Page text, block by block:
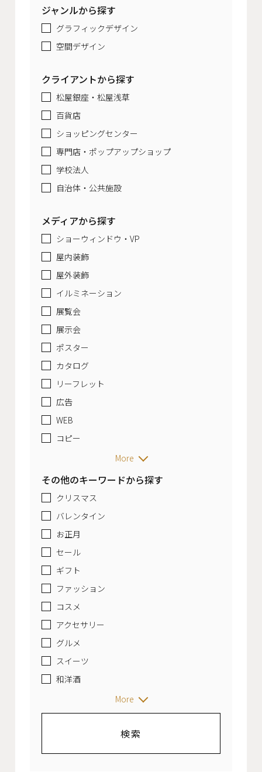
ジャンルから探す
グラフィックデザイン
空間デザイン
クライアントから探す
松屋銀座・松屋浅草
百貨店
ショッピングセンター
専門店・ポップアップショップ
学校法人
自治体・公共施設
メディアから探す
ショーウィンドウ・VP
屋内装飾
屋外装飾
イルミネーション
展覧会
展示会
ポスター
カタログ
リーフレット
広告
WEB
コピー
More
その他のキーワードから探す
クリスマス
バレンタイン
お正月
セール
ギフト
ファッション
コスメ
アクセサリー
グルメ
スイーツ
和洋酒
More